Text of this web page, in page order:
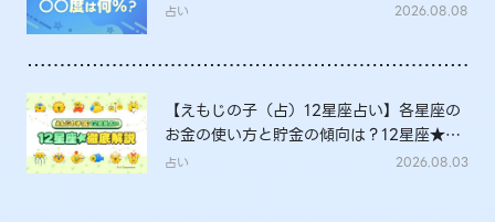
占い 2026.08.08
【えもじの子（占）12星座占い】各星座の
お金の使い方と貯金の傾向は？12星座★徹
底解説
占い 2026.08.03